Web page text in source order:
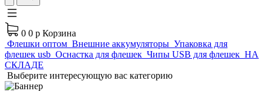
0 0 р Корзина
Флешки оптом Внешние аккумуляторы Упаковка для
флешек usb Оснастка для флешек Чипы USB для флешек НА
СКЛАДЕ
Выберите интересующую вас категорию